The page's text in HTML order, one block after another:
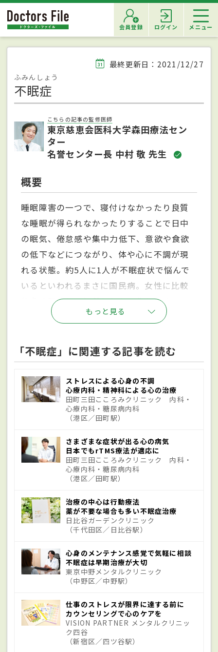
会員登録 ログイン メニュー
最終更新日：2021/12/27
ふみんしょう
不眠症
こちらの記事の監修医師
東京慈恵会医科大学森田療法セン
ター
名誉センター長 中村 敬 先生
概要
睡眠障害の一つで、寝付けなかったり良質
な睡眠が得られなかったりすることで日中
の眠気、倦怠感や集中力低下、意欲や食欲
の低下などにつながり、体や心に不調が現
れる状態。約5人に1人が不眠症状で悩んで
いるといわれるまさに国民病。女性に比較
的多く発症し、加齢とともに生じやすい。
原因は神経質な性格、ストレスや不規則な
にわたる。
睡眠時無呼吸症候群や気管支喘
息などの体の病気や精神疾患が原因の場合
も。不眠が続くことで不眠恐怖となり、さら
に悪化を招く。生活習慣を整えても改善さ
れない場合は、精神科や心療内科の医師に
れば安全だという。
原因は多岐にわたる。環境要因として、時
差がある場所、寝具や枕が変わる、寝室の
温度や湿度、騒音、光など。身体的な要因
では、高血圧や心臓病、糖尿病、呼吸器疾
患、アレルギー疾患などの病気、年齢、性
差、頻尿、痛み、ほか。精神的要因とし
スの影響や神経質で睡眠にもこだわりやす
い性格傾向など。生活習慣の要因では、不
規則な生活、運動不足、睡眠を妨げる降圧
もっと見る
「不眠症」に関連する記事を読む
ストレスによる心身の不調
心療内科・精神科による心の治療
田町三田こころみクリニック 内科・
心療内科・糖尿病内科
（港区／田町駅）
さまざまな症状が出る心の病気
日本でもrTMS療法が適応に
田町三田こころみクリニック 内科・
心療内科・糖尿病内科
（港区／田町駅）
治療の中心は行動療法
薬が不要な場合も多い不眠症治療
日比谷ガーデンクリニック
（千代田区／日比谷駅）
心身のメンテナンス感覚で気軽に相談
不眠症は早期治療が大切
東京中野メンタルクリニック
（中野区／中野駅）
仕事のストレスが限界に達する前に
カウンセリングで心のケアを
VISION PARTNER メンタルクリニッ
ク四谷
（新宿区／四ツ谷駅）